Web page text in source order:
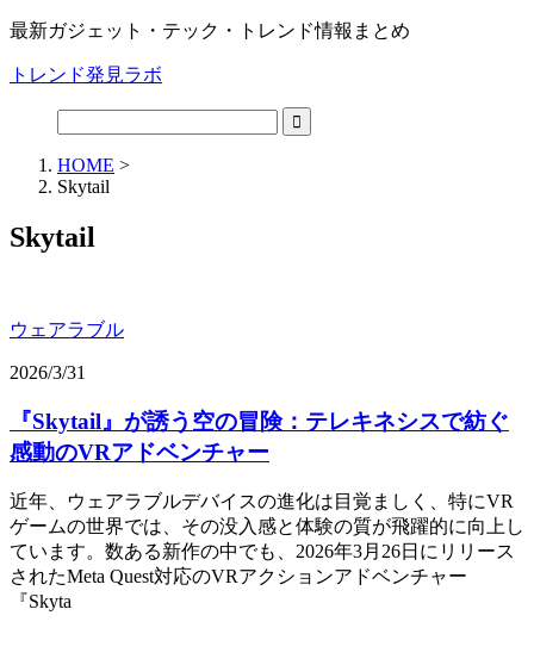
最新ガジェット・テック・トレンド情報まとめ
トレンド発見ラボ
HOME >
Skytail
Skytail
ウェアラブル
2026/3/31
『Skytail』が誘う空の冒険：テレキネシスで紡ぐ
感動のVRアドベンチャー
近年、ウェアラブルデバイスの進化は目覚ましく、特にVR
ゲームの世界では、その没入感と体験の質が飛躍的に向上し
ています。数ある新作の中でも、2026年3月26日にリリース
されたMeta Quest対応のVRアクションアドベンチャー
『Skyta